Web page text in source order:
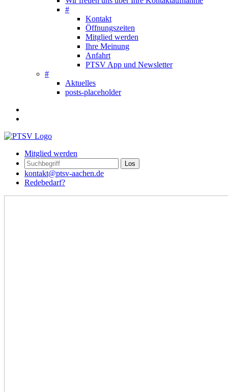
#
Kontakt
Öffnungszeiten
Mitglied werden
Ihre Meinung
Anfahrt
PTSV App und Newsletter
#
Aktuelles
posts-placeholder
Mitglied werden
kontakt@ptsv-aachen.de
Redebedarf?